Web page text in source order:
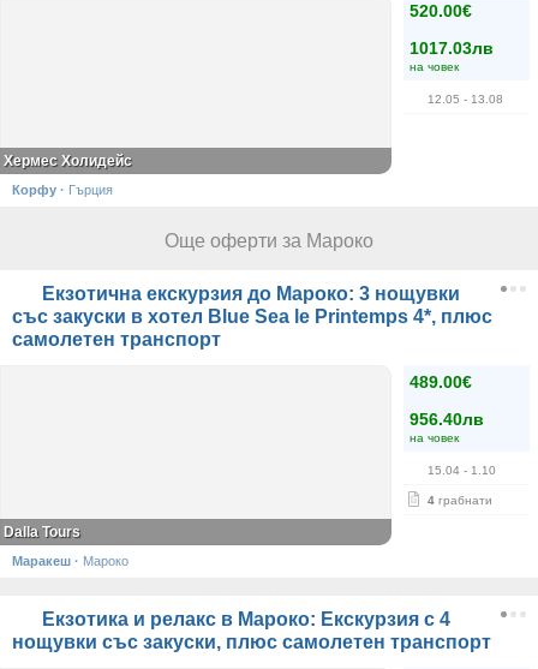
520.00€
1017.03лв
на човек
12.05 - 13.08
Хермес Холидейс
Корфу · Гърция
Още оферти за Мароко
Екзотична екскурзия до Мароко: 3 нощувки
със закуски в хотел Blue Sea le Printemps 4*, плюс
самолетен транспорт
489.00€
956.40лв
на човек
15.04 - 1.10
4 грабнати
Dalla Tours
Маракеш · Мароко
Екзотика и релакс в Мароко: Екскурзия с 4
нощувки със закуски, плюс самолетен транспорт